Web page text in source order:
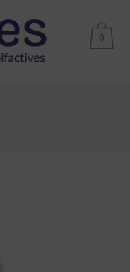
0